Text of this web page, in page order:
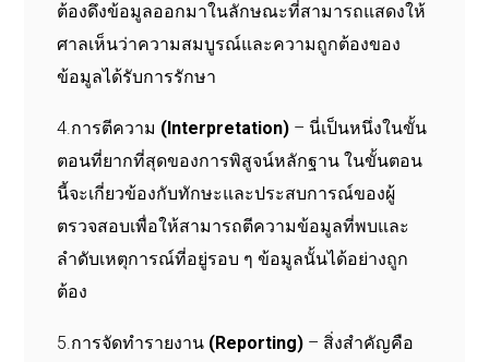
ต้องดึงข้อมูลออกมาในลักษณะที่สามารถแสดงให้
ศาลเห็นว่าความสมบูรณ์และความถูกต้องของ
ข้อมูลได้รับการรักษา
4.การตีความ (Interpretation) – นี่เป็นหนึ่งในขั้น
ตอนที่ยากที่สุดของการพิสูจน์หลักฐาน ในขั้นตอน
นี้จะเกี่ยวข้องกับทักษะและประสบการณ์ของผู้
ตรวจสอบเพื่อให้สามารถตีความข้อมูลที่พบและ
ลำดับเหตุการณ์ที่อยู่รอบ ๆ ข้อมูลนั้นได้อย่างถูก
ต้อง
5.การจัดทำรายงาน (Reporting) – สิ่งสำคัญคือ